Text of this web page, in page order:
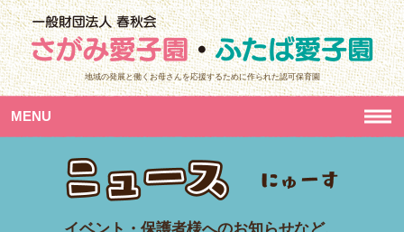
地域の発展と働くお母さんを応援するために作られた認可保育園
MENU
イベント・保護者様へのお知らせなど、